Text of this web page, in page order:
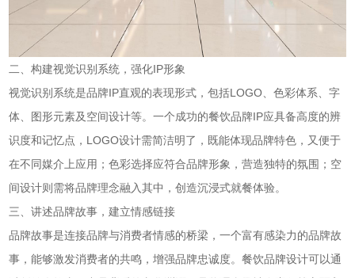
二、构建视觉识别系统，强化IP形象
视觉识别系统是品牌IP直观的表现形式，包括LOGO、色彩体系、字
体、图形元素及空间设计等。一个成功的餐饮品牌IP应具备高度的辨
识度和记忆点，LOGO设计需简洁明了，既能体现品牌特色，又便于
在不同媒介上应用；色彩选择应符合品牌形象，营造独特的氛围；空
间设计则需将品牌理念融入其中，创造沉浸式就餐体验。
三、讲述品牌故事，建立情感链接
品牌故事是连接品牌与消费者情感的桥梁，一个富有感染力的品牌故
事，能够激发消费者的共鸣，增强品牌忠诚度。餐饮品牌设计可以通